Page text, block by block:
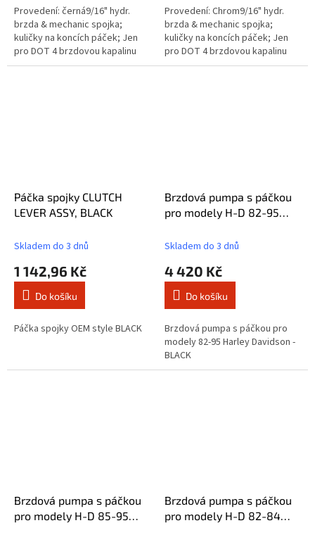
Provedení: černá9/16" hydr.
brzda & mechanic spojka;
kuličky na koncích páček; Jen
pro DOT 4 brzdovou kapalinu
Provedení: Chrom9/16" hydr.
brzda & mechanic spojka;
kuličky na koncích páček; Jen
pro DOT 4 brzdovou kapalinu
Páčka spojky CLUTCH
LEVER ASSY, BLACK
Skladem do 3 dnů
1 142,96 Kč
Do košíku
Páčka spojky OEM style BLACK
Brzdová pumpa s páčkou
pro modely H-D 82-95
Skladem do 3 dnů
4 420 Kč
Do košíku
Brzdová pumpa s páčkou pro
modely 82-95 Harley Davidson -
BLACK
Brzdová pumpa s páčkou
pro modely H-D 85-95
Brzdová pumpa s páčkou
pro modely H-D 82-84